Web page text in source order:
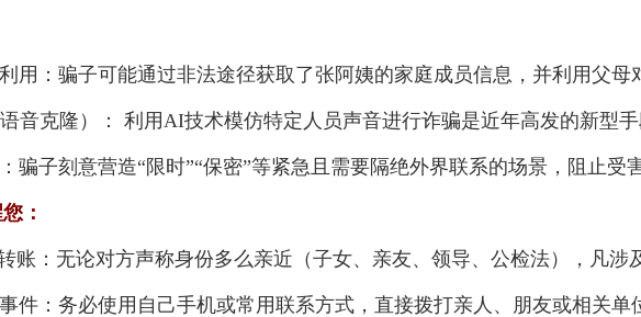
：骗子可能通过非法途径获取了张阿姨的家庭成员信息，并利用父母
克隆）： 利用AI技术模仿特定人员声音进行诈骗是近年高发的新型手
子刻意营造“限时”“保密”等紧急且需要隔绝外界联系的场景，阻止受害
：
：无论对方声称身份多么亲近（子女、亲友、领导、公检法），凡涉
：务必使用自己手机或常用联系方式，直接拨打亲人、朋友或相关单